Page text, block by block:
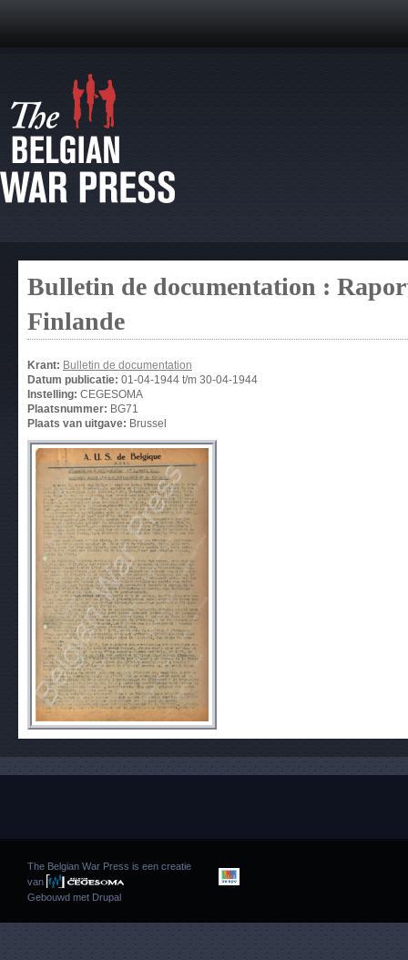
Bulletin de documentation :
Finlande
Krant: Bulletin de documentation
Datum publicatie: 01-04-1944 t/m 30-04-1944
Instelling: CEGESOMA
Plaatsnummer: BG71
Plaats van uitgave: Brussel
The Belgian War Press is een creatie
van
Gebouwd met Drupal